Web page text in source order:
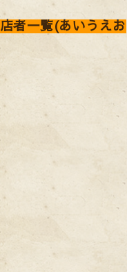
者一覧(あいうえお